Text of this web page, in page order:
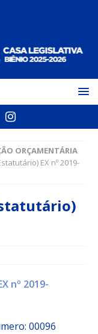
ORÇAMENTÁRIA
EX nº 2019-
nº 2019-
00096